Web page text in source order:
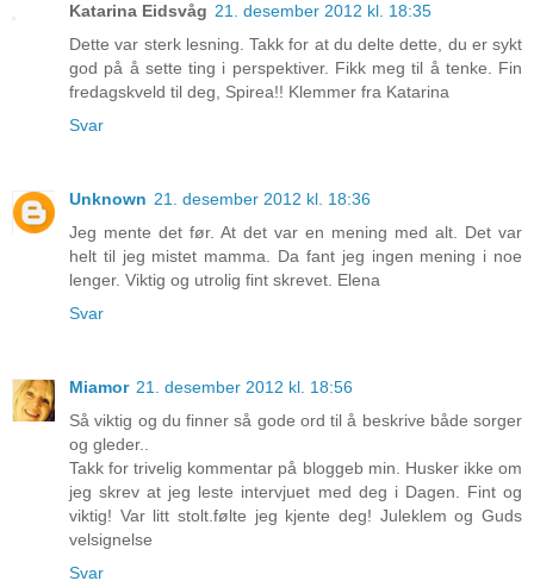
Katarina Eidsvåg 21. desember 2012 kl. 18:35
Dette var sterk lesning. Takk for at du delte dette, du er sykt
god på å sette ting i perspektiver. Fikk meg til å tenke. Fin
fredagskveld til deg, Spirea!! Klemmer fra Katarina
Svar
Unknown 21. desember 2012 kl. 18:36
Jeg mente det før. At det var en mening med alt. Det var
helt til jeg mistet mamma. Da fant jeg ingen mening i noe
lenger. Viktig og utrolig fint skrevet. Elena
Svar
Miamor 21. desember 2012 kl. 18:56
Så viktig og du finner så gode ord til å beskrive både sorger
og gleder..
Takk for trivelig kommentar på bloggeb min. Husker ikke om
jeg skrev at jeg leste intervjuet med deg i Dagen. Fint og
viktig! Var litt stolt.følte jeg kjente deg! Juleklem og Guds
velsignelse
Svar